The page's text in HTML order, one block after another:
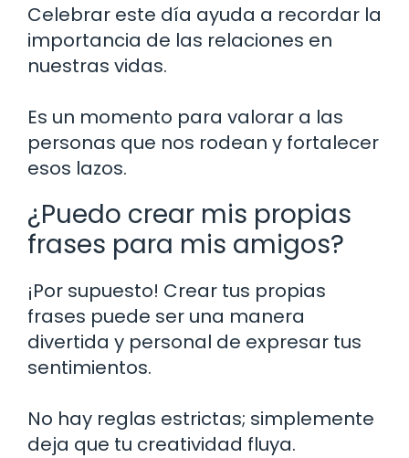
Celebrar este día ayuda a recordar la
importancia de las relaciones en
nuestras vidas.
Es un momento para valorar a las
personas que nos rodean y fortalecer
esos lazos.
¿Puedo crear mis propias
frases para mis amigos?
¡Por supuesto! Crear tus propias
frases puede ser una manera
divertida y personal de expresar tus
sentimientos.
No hay reglas estrictas; simplemente
deja que tu creatividad fluya.